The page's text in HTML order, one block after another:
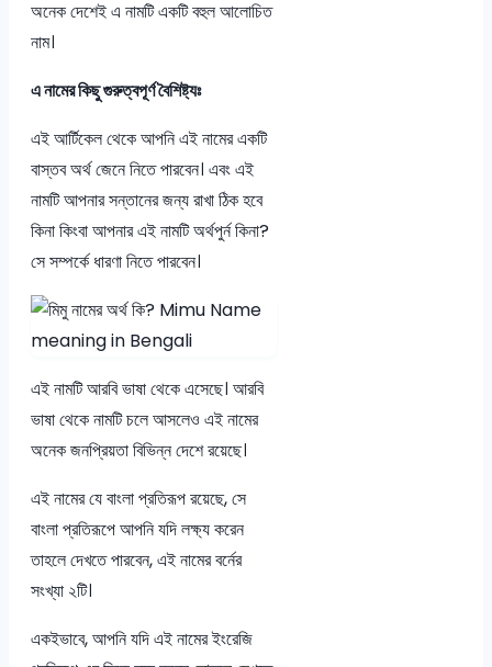
অনেক দেশেই এ নামটি একটি বহুল আলোচিত
নাম।
এ নামের কিছু গুরুত্বপূর্ণ বৈশিষ্ট্যঃ
এই আর্টিকেল থেকে আপনি এই নামের একটি
বাস্তব অর্থ জেনে নিতে পারবেন। এবং এই
নামটি আপনার সন্তানের জন্য রাখা ঠিক হবে
কিনা কিংবা আপনার এই নামটি অর্থপুর্ন কিনা?
সে সম্পর্কে ধারণা নিতে পারবেন।
এই নামটি আরবি ভাষা থেকে এসেছে। আরবি
ভাষা থেকে নামটি চলে আসলেও এই নামের
অনেক জনপ্রিয়তা বিভিন্ন দেশে রয়েছে।
এই নামের যে বাংলা প্রতিরূপ রয়েছে, সে
বাংলা প্রতিরূপে আপনি যদি লক্ষ্য করেন
তাহলে দেখতে পারবেন, এই নামের বর্নের
সংখ্যা ২টি।
একইভাবে, আপনি যদি এই নামের ইংরেজি